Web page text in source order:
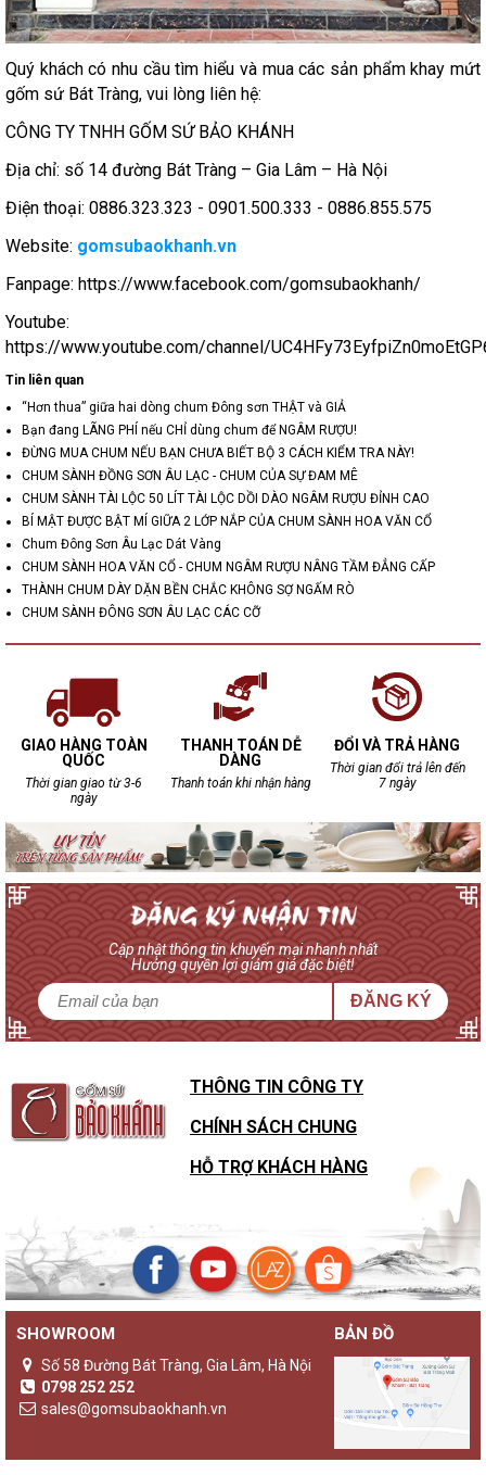
Quý khách có nhu cầu tìm hiểu và mua các sản phẩm khay mứt
gốm sứ Bát Tràng, vui lòng liên hệ:
CÔNG TY TNHH GỐM SỨ BẢO KHÁNH
Địa chỉ: số 14 đường Bát Tràng – Gia Lâm – Hà Nội
Điện thoại: 0886.323.323 - 0901.500.333 - 0886.855.575
Website: gomsubaokhanh.vn
Fanpage: https://www.facebook.com/gomsubaokhanh/
Youtube:
https://www.youtube.com/channel/
Tin liên quan
“Hơn thua” giữa hai dòng chum Đông sơn THẬT và GIẢ
Bạn đang LÃNG PHÍ nếu CHỈ dùng chum để NGÂM RƯỢU!
ĐỪNG MUA CHUM NẾU BẠN CHƯA BIẾT BỘ 3 CÁCH KIỂM TRA NÀY!
CHUM SÀNH ĐỒNG SƠN ÂU LẠC - CHUM CỦA SỰ ĐAM MÊ
CHUM SÀNH TÀI LỘC 50 LÍT TÀI LỘC DỒI DÀO NGÂM RƯỢU ĐỈNH CAO
BÍ MẬT ĐƯỢC BẬT MÍ GIỮA 2 LỚP NẮP CỦA CHUM SÀNH HOA VĂN CỔ
Chum Đông Sơn Âu Lạc Dát Vàng
CHUM SÀNH HOA VĂN CỔ - CHUM NGÂM RƯỢU NÂNG TẦM ĐẲNG CẤP
THÀNH CHUM DÀY DẶN BỀN CHẮC KHÔNG SỢ NGẤM RÒ
CHUM SÀNH ĐÔNG SƠN ÂU LẠC CÁC CỠ
GIAO HÀNG TOÀN
QUỐC
Thời gian giao từ 3-6
ngày
THANH TOÁN DỄ
DÀNG
Thanh toán khi nhận hàng
ĐỔI VÀ TRẢ HÀNG
Thời gian đổi trả lên đến
7 ngày
Cập nhật thông tin khuyến mại nhanh nhất
Hưởng quyền lợi giảm giá đặc biệt!
ĐĂNG KÝ
THÔNG TIN CÔNG TY
CHÍNH SÁCH CHUNG
HỖ TRỢ KHÁCH HÀNG
SHOWROOM
Số 58 Đường Bát Tràng, Gia Lâm, Hà Nội
0798 252 252
sales@gomsubaokhanh.vn
BẢN ĐỒ